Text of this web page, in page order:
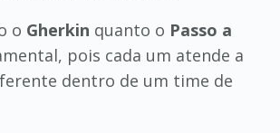
o Gherkin quanto o Passo a
pois cada um atende a
dentro de um time de